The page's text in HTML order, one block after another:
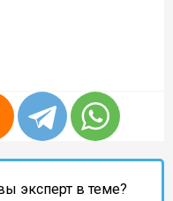
эксперт в теме?